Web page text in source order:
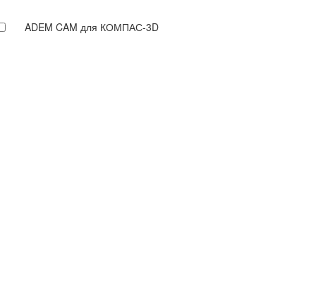
ADEM CAM для КОМПАС-3D